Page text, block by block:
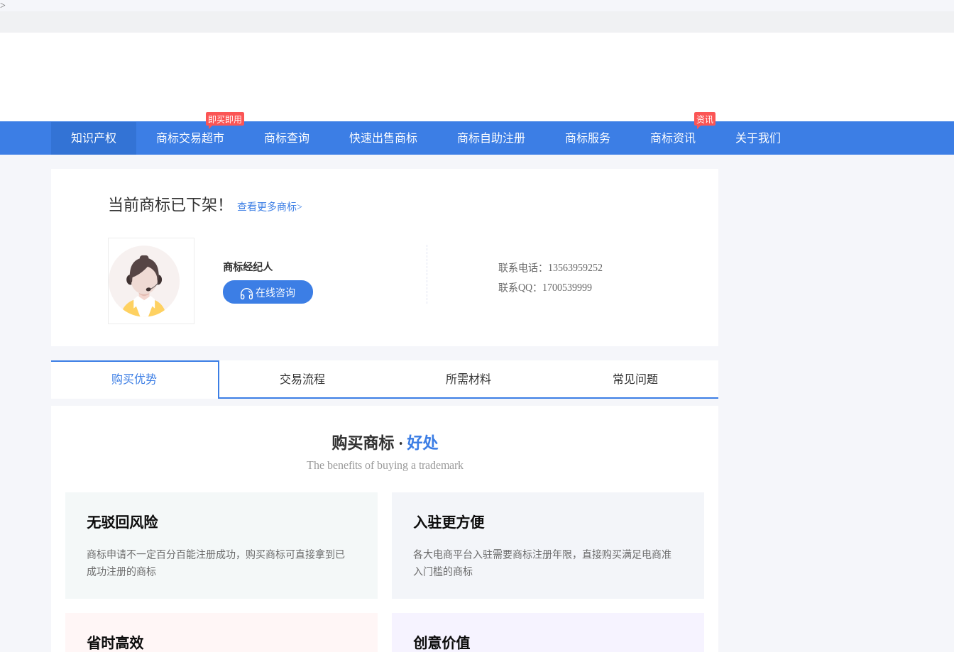
>
知识产权 商标交易超市
即买即用
商标查询 快速出售商标 商标自助注册 商标服务 商标资讯
资讯
关于我们
当前商标已下架！ 查看更多商标>
商标经纪人
在线咨询
联系电话：13563959252
联系QQ：1700539999
购买优势 交易流程 所需材料 常见问题
购买商标 · 好处
The benefits of buying a trademark
无驳回风险
商标申请不一定百分百能注册成功，购买商标可直接拿到已
成功注册的商标
入驻更方便
各大电商平台入驻需要商标注册年限，直接购买满足电商准
入门槛的商标
省时高效 创意价值